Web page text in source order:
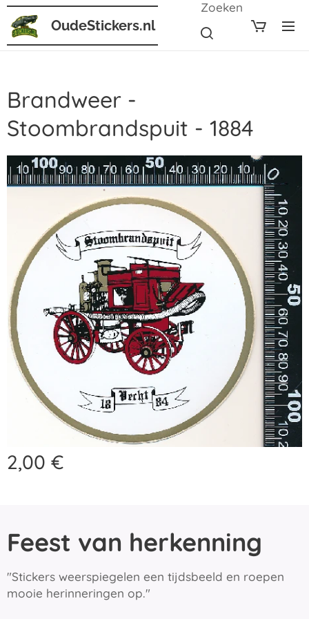
OudeStickers.nl
Zoeken
Brandweer -
Stoombrandspuit - 1884
2,00 €
Feest van herkenning
"Stickers weerspiegelen een tijdsbeeld en roepen
mooie herinneringen op."